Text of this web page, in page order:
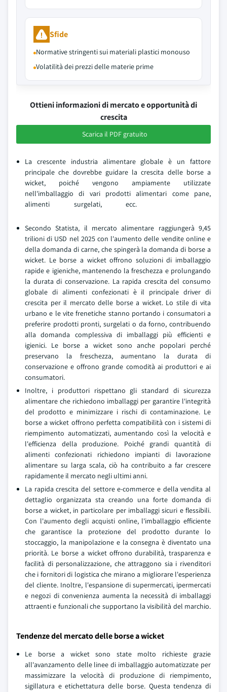
Sfide
Normative stringenti sui materiali plastici monouso
Volatilità dei prezzi delle materie prime
Ottieni informazioni di mercato e opportunità di
crescita
Scarica il PDF gratuito
La crescente industria alimentare globale è un fattore
principale che dovrebbe guidare la crescita delle borse a
wicket, poiché vengono ampiamente utilizzate
nell'imballaggio di vari prodotti alimentari come pane,
alimenti surgelati, ecc.
Secondo Statista, il mercato alimentare raggiungerà 9,45
trilioni di USD nel 2025 con l'aumento delle vendite online e
della domanda di carne, che spingerà la domanda di borse a
wicket. Le borse a wicket offrono soluzioni di imballaggio
rapide e igieniche, mantenendo la freschezza e prolungando
la durata di conservazione. La rapida crescita del consumo
globale di alimenti confezionati è il principale driver di
crescita per il mercato delle borse a wicket. Lo stile di vita
urbano e le vite frenetiche stanno portando i consumatori a
preferire prodotti pronti, surgelati o da forno, contribuendo
alla domanda complessiva di imballaggi più efficienti e
igienici. Le borse a wicket sono anche popolari perché
preservano la freschezza, aumentano la durata di
conservazione e offrono grande comodità ai produttori e ai
consumatori.
Inoltre, i produttori rispettano gli standard di sicurezza
alimentare che richiedono imballaggi per garantire l'integrità
del prodotto e minimizzare i rischi di contaminazione. Le
borse a wicket offrono perfetta compatibilità con i sistemi di
riempimento automatizzati, aumentando così la velocità e
l'efficienza della produzione. Poiché grandi quantità di
alimenti confezionati richiedono impianti di lavorazione
alimentare su larga scala, ciò ha contribuito a far crescere
rapidamente il mercato negli ultimi anni.
La rapida crescita del settore e-commerce e della vendita al
dettaglio organizzata sta creando una forte domanda di
borse a wicket, in particolare per imballaggi sicuri e flessibili.
Con l'aumento degli acquisti online, l'imballaggio efficiente
che garantisce la protezione del prodotto durante lo
stoccaggio, la manipolazione e la consegna è diventato una
priorità. Le borse a wicket offrono durabilità, trasparenza e
facilità di personalizzazione, che attraggono sia i rivenditori
che i fornitori di logistica che mirano a migliorare l'esperienza
del cliente. Inoltre, l'espansione di supermercati, ipermercati
e negozi di convenienza aumenta la necessità di imballaggi
attraenti e funzionali che supportano la visibilità del marchio.
Tendenze del mercato delle borse a wicket
Le borse a wicket sono state molto richieste grazie
all'avanzamento delle linee di imballaggio automatizzate per
massimizzare la velocità di produzione di riempimento,
sigillatura e etichettatura delle borse. Questa tendenza di